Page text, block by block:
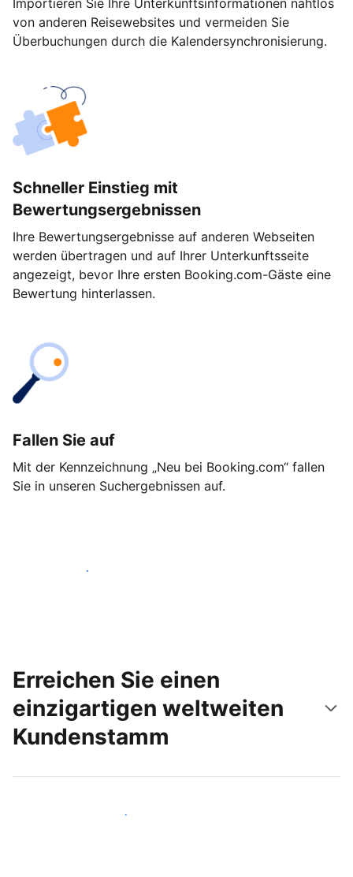
Importieren Sie Ihre Unterkunftsinformationen nahtlos
von anderen Reisewebsites und vermeiden Sie
Überbuchungen durch die Kalendersynchronisierung.
Schneller Einstieg mit
Bewertungsergebnissen
Ihre Bewertungsergebnisse auf anderen Webseiten
werden übertragen und auf Ihrer Unterkunftsseite
angezeigt, bevor Ihre ersten Booking.com-Gäste eine
Bewertung hinterlassen.
Fallen Sie auf
Mit der Kennzeichnung „Neu bei Booking.com“ fallen
Sie in unseren Suchergebnissen auf.
Noch heute loslegen
Erreichen Sie einen
einzigartigen weltweiten
Kundenstamm
Noch heute neue Gäste erreichen